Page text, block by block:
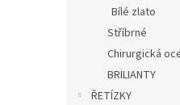
Bílé zlato
Stříbrné
Chirurgická
BRILIANTY
ŘETÍZKY